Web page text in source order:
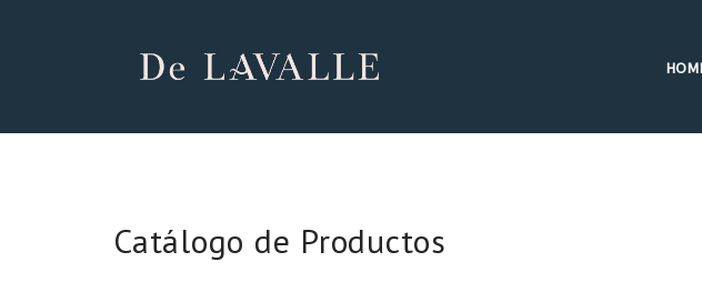
Catálogo de Productos